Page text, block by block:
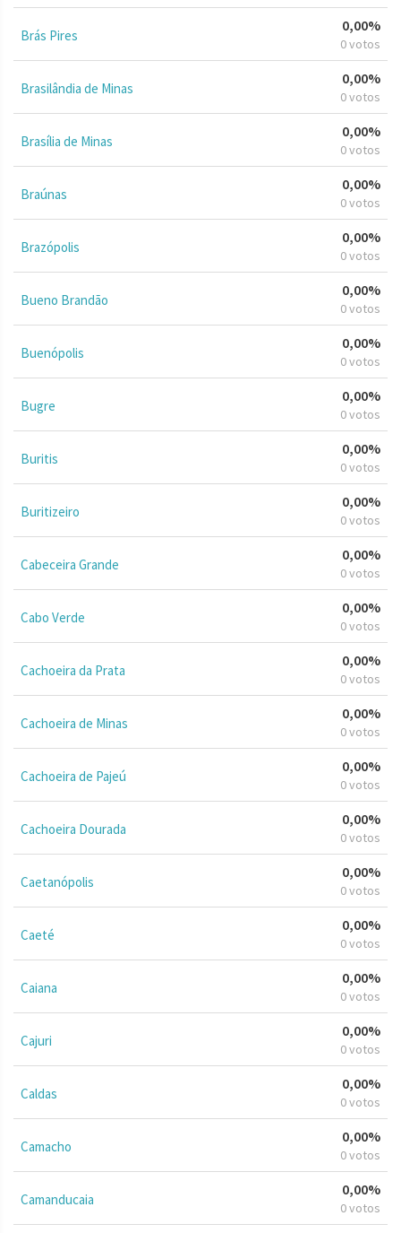
Brás Pires
0,00%
0 votos
Brasilândia de Minas
0,00%
0 votos
Brasília de Minas
0,00%
0 votos
Braúnas
0,00%
0 votos
Brazópolis
0,00%
0 votos
Bueno Brandão
0,00%
0 votos
Buenópolis
0,00%
0 votos
Bugre
0,00%
0 votos
Buritis
0,00%
0 votos
Buritizeiro
0,00%
0 votos
Cabeceira Grande
0,00%
0 votos
Cabo Verde
0,00%
0 votos
Cachoeira da Prata
0,00%
0 votos
Cachoeira de Minas
0,00%
0 votos
Cachoeira de Pajeú
0,00%
0 votos
Cachoeira Dourada
0,00%
0 votos
Caetanópolis
0,00%
0 votos
Caeté
0,00%
0 votos
Caiana
0,00%
0 votos
Cajuri
0,00%
0 votos
Caldas
0,00%
0 votos
Camacho
0,00%
0 votos
Camanducaia
0,00%
0 votos